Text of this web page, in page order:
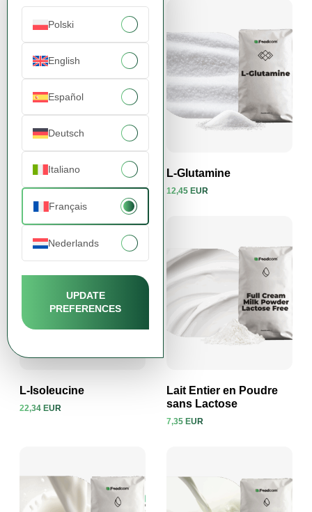
Polski
English
Español
Deutsch
Italiano
Français
Nederlands
UPDATE
PREFERENCES
Voir le produit
Acesulfame-K
13,78 EUR
L-Glutamine
12,45 EUR
L-Isoleucine
22,34 EUR
Voir le produit
Lait Entier en Poudre
sans Lactose
7,35 EUR